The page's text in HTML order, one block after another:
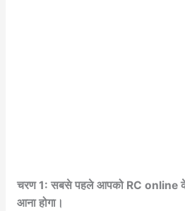
चरण 1: सबसे पहले आपको RC online
आना होगा।